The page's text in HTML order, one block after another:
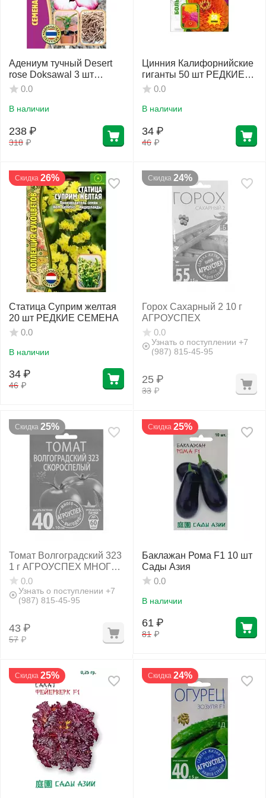
Адениум тучный Desert
rose Doksawal 3 шт
РЕДКИЕ СЕМЕНА
0.0
В наличии
318 ₽
238 ₽
Цинния Калифорнийские
гиганты 50 шт РЕДКИЕ
СЕМЕНА
0.0
В наличии
46 ₽
34 ₽
Скидка 26%
Статица Суприм желтая
20 шт РЕДКИЕ СЕМЕНА
0.0
В наличии
46 ₽
34 ₽
Скидка 24%
Горох Сахарный 2 10 г
АГРОУСПЕХ
0.0
Узнать о поступлении +7
(987) 815-45-95
33 ₽
25 ₽
Скидка 25%
Томат Волгоградский 323
1 г АГРОУСПЕХ МНОГО-
ВЫГОДНО
0.0
Узнать о поступлении +7
(987) 815-45-95
57 ₽
43 ₽
Скидка 25%
Баклажан Рома F1 10 шт
Сады Азия
0.0
В наличии
81 ₽
61 ₽
Скидка 25% Скидка 24%